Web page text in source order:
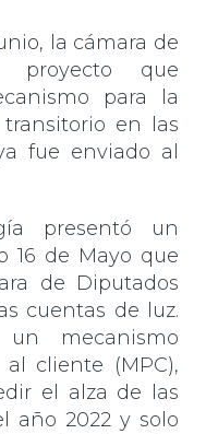
la cámara de
proyecto que
para la
en las
fue enviado al
presentó un
16 de Mayo que
de Diputados
cuentas de luz.
mecanismo
cliente (MPC),
el alza de las
año 2022 y solo